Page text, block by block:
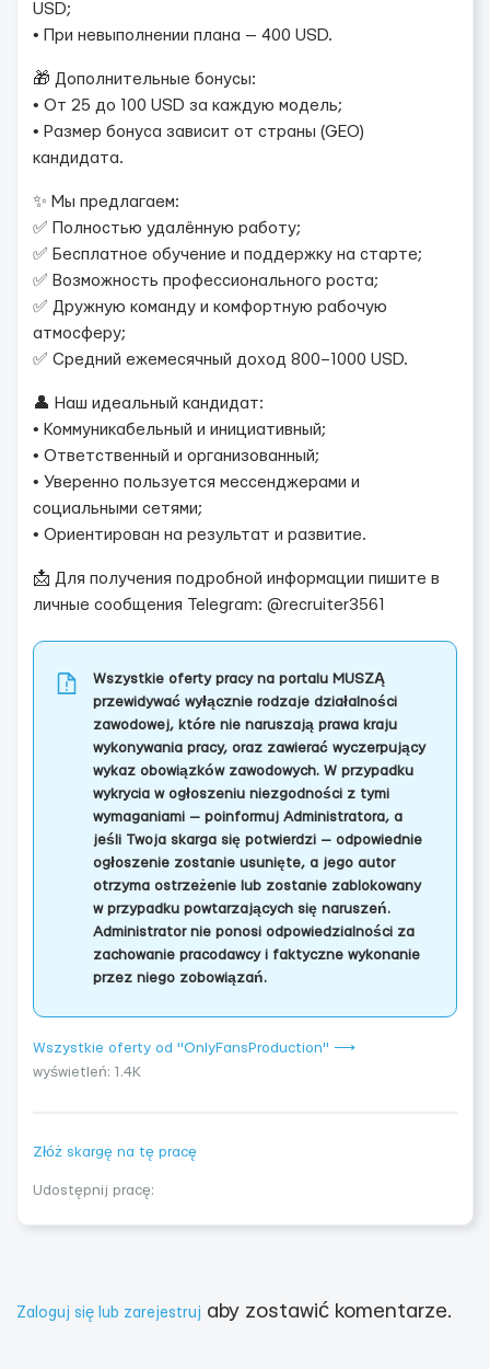
USD;
• При невыполнении плана — 400 USD.
🎁 Дополнительные бонусы:
• От 25 до 100 USD за каждую модель;
• Размер бонуса зависит от страны (GEO)
кандидата.
✨ Мы предлагаем:
✅ Полностью удалённую работу;
✅ Бесплатное обучение и поддержку на старте;
✅ Возможность профессионального роста;
✅ Дружную команду и комфортную рабочую
атмосферу;
✅ Средний ежемесячный доход 800–1000 USD.
👤 Наш идеальный кандидат:
• Коммуникабельный и инициативный;
• Ответственный и организованный;
• Уверенно пользуется мессенджерами и
социальными сетями;
• Ориентирован на результат и развитие.
📩 Для получения подробной информации пишите в
личные сообщения Telegram: @recruiter3561
Wszystkie oferty pracy na portalu MUSZĄ
przewidywać wyłącznie rodzaje działalności
zawodowej, które nie naruszają prawa kraju
wykonywania pracy, oraz zawierać wyczerpujący
wykaz obowiązków zawodowych. W przypadku
wykrycia w ogłoszeniu niezgodności z tymi
wymaganiami — poinformuj Administratora, a
jeśli Twoja skarga się potwierdzi — odpowiednie
ogłoszenie zostanie usunięte, a jego autor
otrzyma ostrzeżenie lub zostanie zablokowany
w przypadku powtarzających się naruszeń.
Administrator nie ponosi odpowiedzialności za
zachowanie pracodawcy i faktyczne wykonanie
przez niego zobowiązań.
Wszystkie oferty od "OnlyFansProduction" ⟶
wyświetleń: 1.4K
Złóż skargę na tę pracę
Udostępnij pracę:
Zaloguj się lub zarejestruj aby zostawić komentarze.